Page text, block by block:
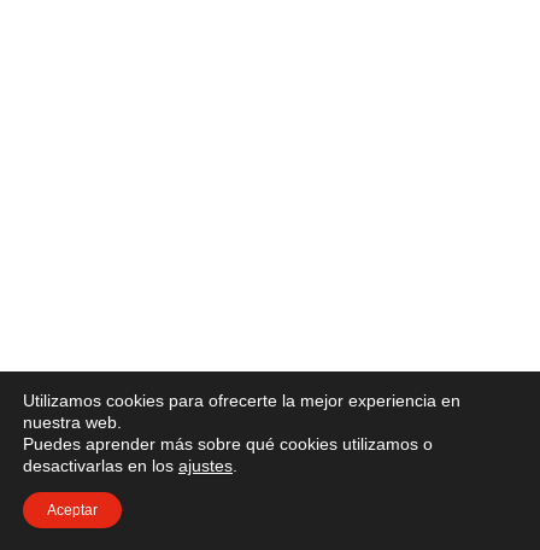
Utilizamos cookies para ofrecerte la mejor experiencia en
nuestra web.
Puedes aprender más sobre qué cookies utilizamos o
desactivarlas en los ajustes
Aceptar